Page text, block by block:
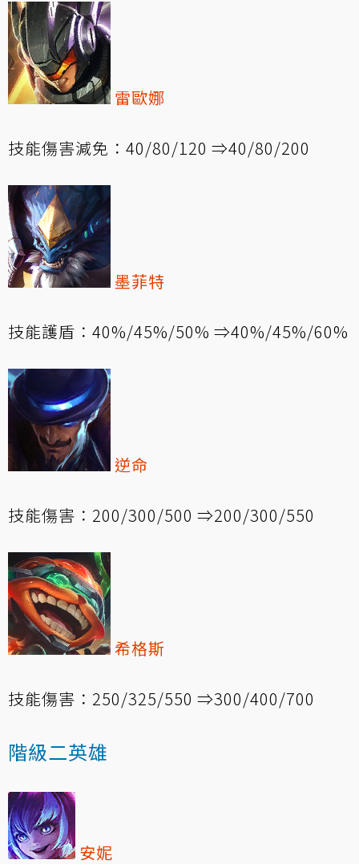
雷歐娜
技能傷害減免：40/80/120 ⇒40/80/200
墨菲特
技能護盾：40%/45%/50% ⇒40%/45%/60%
逆命
技能傷害：200/300/500 ⇒200/300/550
希格斯
技能傷害：250/325/550 ⇒300/400/700
階級二英雄
安妮